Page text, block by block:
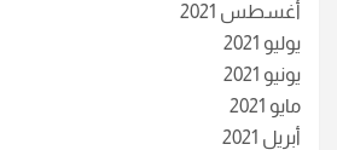
أغسطس 2021
يوليو 2021
يونيو 2021
مايو 2021
أبريل 2021